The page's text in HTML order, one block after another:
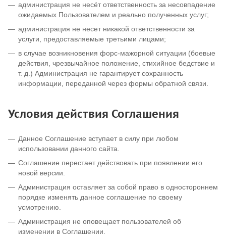
администрация не несёт ответственность за несовпадение
ожидаемых Пользователем и реально полученных услуг;
администрация не несет никакой ответственности за
услуги, предоставляемые третьими лицами;
в случае возникновения форс-мажорной ситуации (боевые
действия, чрезвычайное положение, стихийное бедствие и
т. д.) Администрация не гарантирует сохранность
информации, переданной через формы обратной связи.
Условия действия Соглашения
Данное Соглашение вступает в силу при любом
использовании данного сайта.
Соглашение перестает действовать при появлении его
новой версии.
Администрация оставляет за собой право в одностороннем
порядке изменять данное соглашение по своему
усмотрению.
Администрация не оповещает пользователей об
изменении в Соглашении.